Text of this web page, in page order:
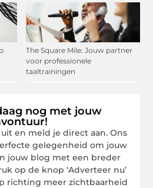
The Square Mile: Jouw partner
voor professionele
taaltrainingen
nog met jouw
en meld je direct aan. Ons
gelegenheid om jouw
jouw blog met een breder
op de knop ‘Adverteer nu’
richting meer zichtbaarheid